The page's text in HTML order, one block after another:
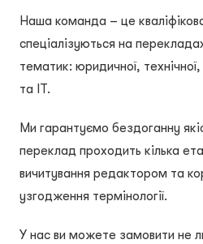
Наша команда – це
спеціалізуються на
тематик: юридичної,
та IT.
Ми гарантуємо бездоганну
переклад проходить кілька
вичитування редактором та
узгодження термінології.
У нас ви можете замовити не